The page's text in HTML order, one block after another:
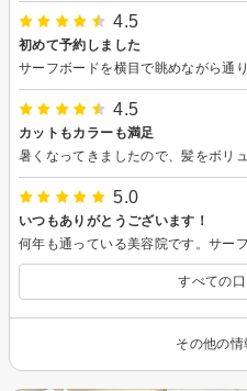
4.5
初めて予約しました
4.5
カットもカラーも満足
5.0
いつもありがとうございます！
すべての
その他の